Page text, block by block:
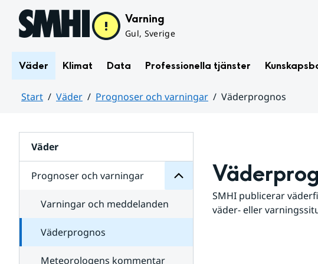
Hoppa till sidans innehåll Varning
Gul, Sverige
Väder Klimat Data Professionella tjänster
Start Väder Prognoser och varningar
Väderprognos
Väder
Prognoser och varningar
för
varningar
Varningar och meddelanden
Väderprognos
Meteorologens kommentar
SMHI publicerar
väder- eller